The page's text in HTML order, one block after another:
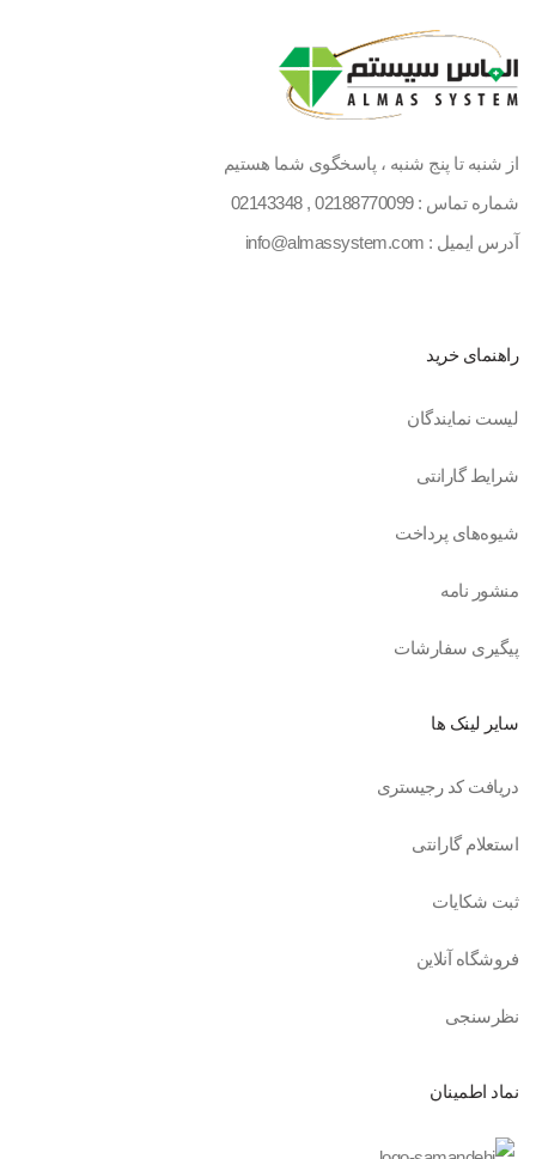
از شنبه تا پنج شنبه ، پاسخگوی شما هستیم
شماره تماس :02188770099
,
02143348
آدرس ایمیل : info@almassystem.com
راهنمای خرید
لیست نمایندگان
شرایط گارانتی
شیوه‌های پرداخت
منشور نامه
پیگیری سفارشات
سایر لینک ها
دریافت کد رجیستری
استعلام گارانتی
ثبت شکایات
فروشگاه آنلاین
نظرسنجی
نماد اطمینان